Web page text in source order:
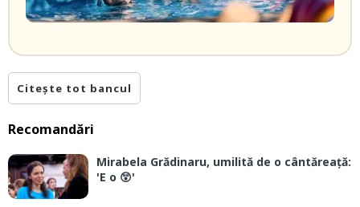
Citește tot bancul
Recomandări
Mirabela Grădinaru, umilită de o cântăreață:
'E o 😲'